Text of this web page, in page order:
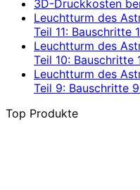
3D-Druckkosten
Leuchtturm des
Teil 11: Bauschritte
Leuchtturm des
Teil 10: Bauschritte
Leuchtturm des
Teil 9: Bauschritte
Top Produkte